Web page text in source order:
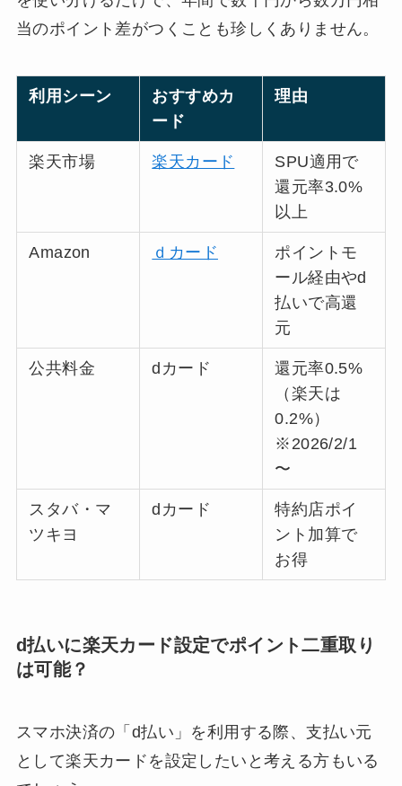
当のポイント差がつくことも珍しくありません。
利用シーン
おすすめカ
ード
理由
楽天市場 楽天カード
SPU適用で
還元率3.0%
以上
Amazon ｄカード
ポイントモ
ール経由やd
払いで高還
元
公共料金 dカード
還元率0.5%
（楽天は
0.2%）
※2026/2/1
〜
スタバ・マ
ツキヨ
dカード
特約店ポイ
ント加算で
お得
d払いに楽天カード設定でポイント二重取り
は可能？
スマホ決済の「d払い」を利用する際、支払い元
として楽天カードを設定したいと考える方もいる